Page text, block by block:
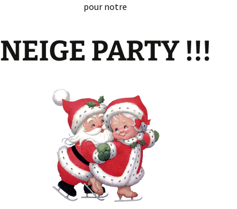
pour notre
NEIGE PARTY !!!